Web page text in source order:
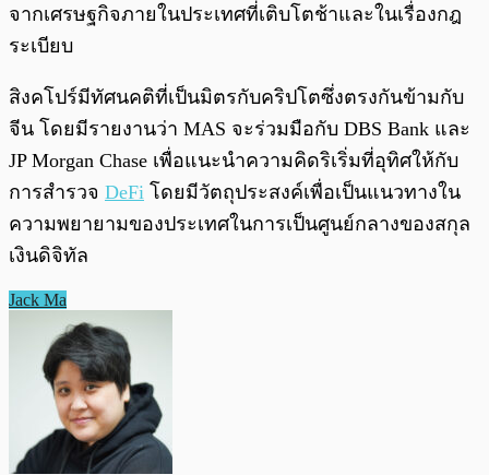
จากเศรษฐกิจภายในประเทศที่เติบโตช้าและในเรื่องกฎ
ระเบียบ
สิงคโปร์มีทัศนคติที่เป็นมิตรกับคริปโตซึ่งตรงกันข้ามกับ
จีน โดยมีรายงานว่า MAS จะร่วมมือกับ DBS Bank และ
JP Morgan Chase เพื่อแนะนำความคิดริเริ่มที่อุทิศให้กับ
การสำรวจ DeFi โดยมีวัตถุประสงค์เพื่อเป็นแนวทางใน
ความพยายามของประเทศในการเป็นศูนย์กลางของสกุล
เงินดิจิทัล
Jack Ma